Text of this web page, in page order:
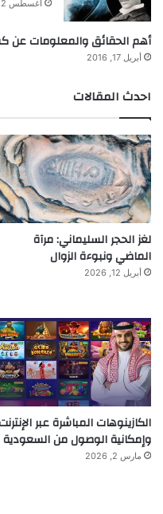
أغسطس 12, 2018
أهم الحقائق والمعلومات عن
أبريل 17, 2016
احدث المقالات
لغز الحجر السليماني: مرآة
الماضي ونبوءة الزوال
أبريل 12, 2026
الكازينوهات المباشرة عبر
وإمكانية الوصول من السعودية
مارس 2, 2026